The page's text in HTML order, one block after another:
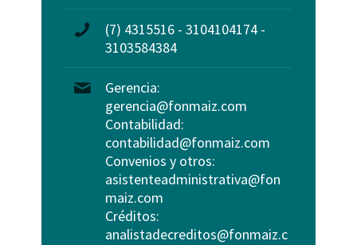
(7) 4315516 - 3104104174 -
3103584384
Gerencia:
gerencia@fonmaiz.com
Contabilidad:
contabilidad@fonmaiz.com
Convenios y otros:
asistenteadministrativa@fon
maiz.com
Créditos:
analistadecreditos@fonmaiz.c